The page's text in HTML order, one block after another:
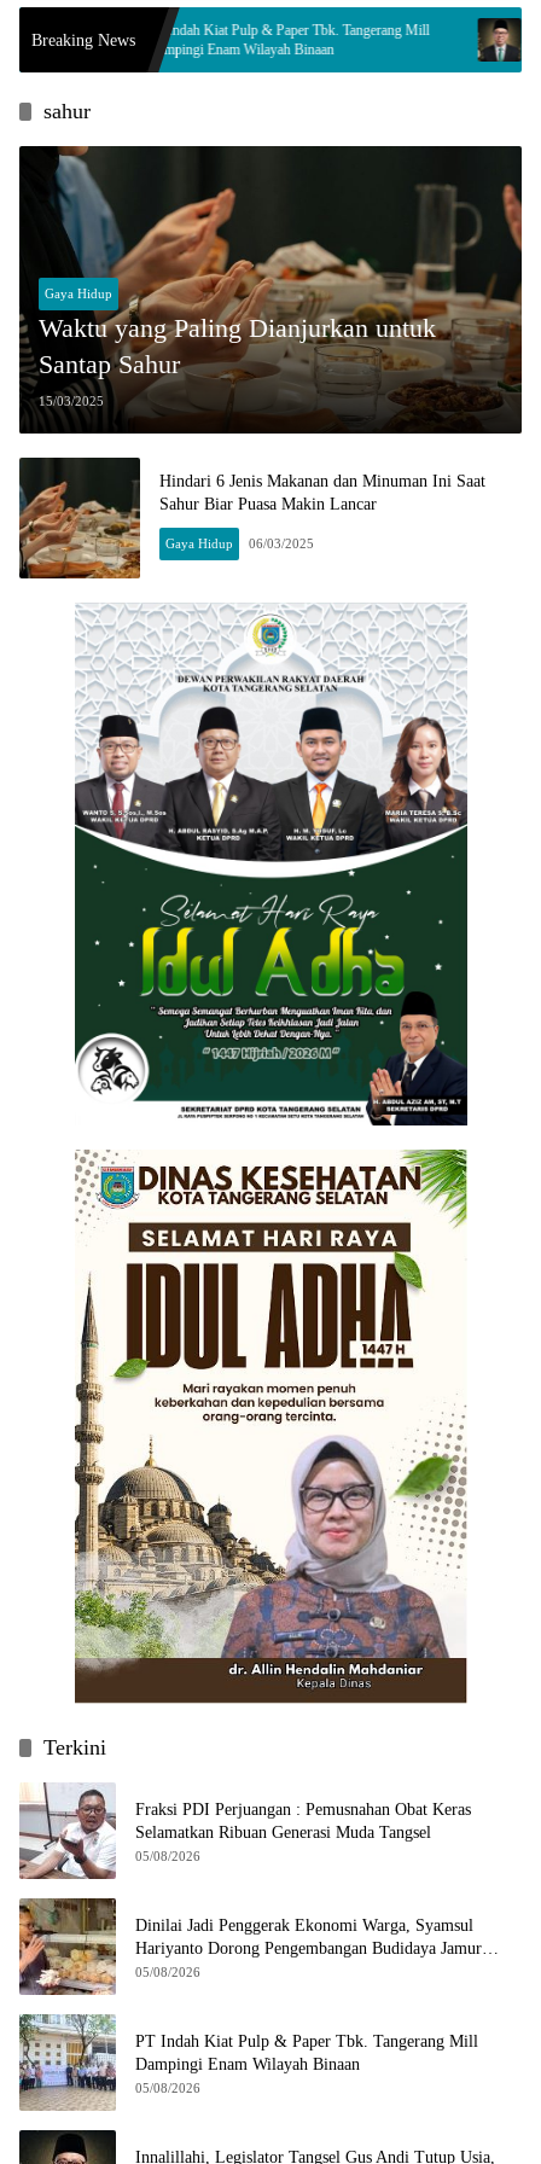
Breaking News
PT Indah Kiat Pulp & Paper Tbk. Tangerang Mill
Dampingi Enam Wilayah Binaan
Innalillahi,
Komisi ll Berduka
sahur
Gaya Hidup
Waktu yang Paling Dianjurkan untuk
Santap Sahur
15/03/2025
Hindari 6 Jenis Makanan dan Minuman Ini Saat
Sahur Biar Puasa Makin Lancar
Gaya Hidup 06/03/2025
Terkini
Fraksi PDI Perjuangan : Pemusnahan Obat Keras
Selamatkan Ribuan Generasi Muda Tangsel
05/08/2026
Dinilai Jadi Penggerak Ekonomi Warga, Syamsul
Hariyanto Dorong Pengembangan Budidaya Jamur
Crispy di Serpong
05/08/2026
PT Indah Kiat Pulp & Paper Tbk. Tangerang Mill
Dampingi Enam Wilayah Binaan
05/08/2026
Innalillahi, Legislator Tangsel Gus Andi Tutup Usia,